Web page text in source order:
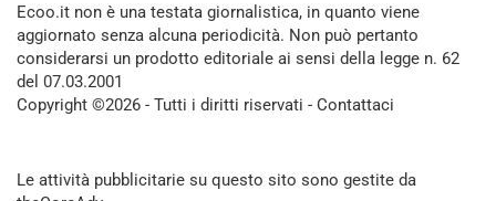
Ecoo.it non è una testata giornalistica, in quanto viene
aggiornato senza alcuna periodicità. Non può pertanto
considerarsi un prodotto editoriale ai sensi della legge n. 62
del 07.03.2001
Copyright ©2026 - Tutti i diritti riservati - Contattaci
Le attività pubblicitarie su questo sito sono gestite da